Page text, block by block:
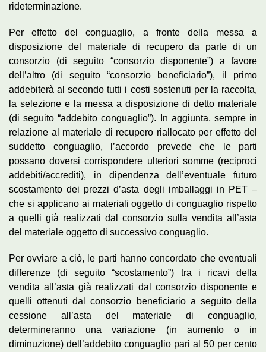
rideterminazione.
Per effetto del conguaglio, a fronte della messa a
disposizione del materiale di recupero da parte di un
consorzio (di seguito “consorzio disponente”) a favore
dell’altro (di seguito “consorzio beneficiario”), il primo
addebiterà al secondo tutti i costi sostenuti per la raccolta,
la selezione e la messa a disposizione di detto materiale
(di seguito “addebito conguaglio”). In aggiunta, sempre in
relazione al materiale di recupero riallocato per effetto del
suddetto conguaglio, l’accordo prevede che le parti
possano doversi corrispondere ulteriori somme (reciproci
addebiti/accrediti), in dipendenza dell’eventuale futuro
scostamento dei prezzi d’asta degli imballaggi in PET –
che si applicano ai materiali oggetto di conguaglio rispetto
a quelli già realizzati dal consorzio sulla vendita all’asta
del materiale oggetto di successivo conguaglio.
Per ovviare a ciò, le parti hanno concordato che eventuali
differenze (di seguito “scostamento”) tra i ricavi della
vendita all’asta già realizzati dal consorzio disponente e
quelli ottenuti dal consorzio beneficiario a seguito della
cessione all’asta del materiale di conguaglio,
determineranno una variazione (in aumento o in
diminuzione) dell’addebito conguaglio pari al 50 per cento